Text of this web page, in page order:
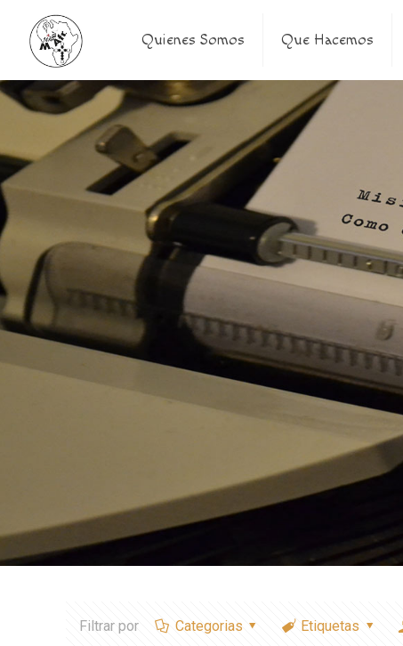
Quienes Somos Que Hacemos
Filtrar por Categorias Etiquetas